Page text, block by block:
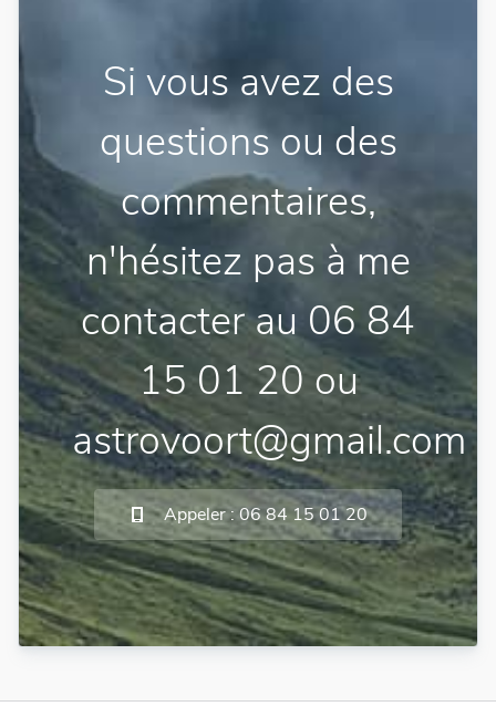
Si vous avez des
questions ou des
commentaires,
n'hésitez pas à me
contacter au 06 84
15 01 20 ou
astrovoort@gmail.com
Appeler : 06 84 15 01 20